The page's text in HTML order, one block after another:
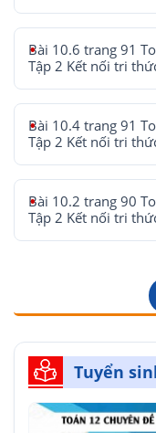
Bài 10.6 trang 91
Tập 2 Kết nối tri
Bài 10.4 trang 91
Tập 2 Kết nối tri
Bài 10.2 trang 90
Tập 2 Kết nối tri
Tuyển